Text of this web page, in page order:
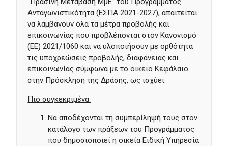
Ανταγωνιστικότητα (ΕΣΠΑ 2021-2027), απαιτείται
να λαμβάνουν όλα τα μέτρα προβολής και
επικοινωνίας που προβλέπονται στον Κανονισμό
(ΕΕ) 2021/1060 και να υλοποιήσουν με ορθότητα
τις υποχρεώσεις προβολής, διαφάνειας και
επικοινωνίας σύμφωνα με το οικείο Κεφάλαιο
στην Πρόσκληση της Δράσης, ως ισχύει.
Πιο συγκεκριμένα:
Να αποδέχoνται τη συμπερίληψή τους στον
κατάλογο των πράξεων του Προγράμματος
που δημοσιοποιεί η οικεία Ειδική Υπηρεσία